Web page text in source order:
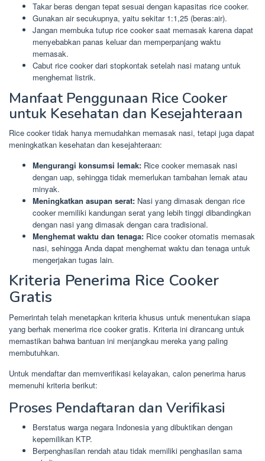
Takar beras dengan tepat sesuai dengan kapasitas rice cooker.
Gunakan air secukupnya, yaitu sekitar 1:1,25 (beras:air).
Jangan membuka tutup rice cooker saat memasak karena dapat
menyebabkan panas keluar dan memperpanjang waktu
memasak.
Cabut rice cooker dari stopkontak setelah nasi matang untuk
menghemat listrik.
Manfaat Penggunaan Rice Cooker
untuk Kesehatan dan Kesejahteraan
Rice cooker tidak hanya memudahkan memasak nasi, tetapi juga dapat
meningkatkan kesehatan dan kesejahteraan:
Mengurangi konsumsi lemak: Rice cooker memasak nasi
dengan uap, sehingga tidak memerlukan tambahan lemak atau
minyak.
Meningkatkan asupan serat: Nasi yang dimasak dengan rice
cooker memiliki kandungan serat yang lebih tinggi dibandingkan
dengan nasi yang dimasak dengan cara tradisional.
Menghemat waktu dan tenaga: Rice cooker otomatis memasak
nasi, sehingga Anda dapat menghemat waktu dan tenaga untuk
mengerjakan tugas lain.
Kriteria Penerima Rice Cooker
Gratis
Pemerintah telah menetapkan kriteria khusus untuk menentukan siapa
yang berhak menerima rice cooker gratis. Kriteria ini dirancang untuk
memastikan bahwa bantuan ini menjangkau mereka yang paling
membutuhkan.
Untuk mendaftar dan memverifikasi kelayakan, calon penerima harus
memenuhi kriteria berikut:
Proses Pendaftaran dan Verifikasi
Berstatus warga negara Indonesia yang dibuktikan dengan
kepemilikan KTP.
Berpenghasilan rendah atau tidak memiliki penghasilan sama